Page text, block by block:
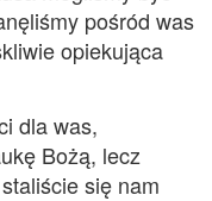
pośród was
opiekująca
dla was,
Bożą, lecz
się nam